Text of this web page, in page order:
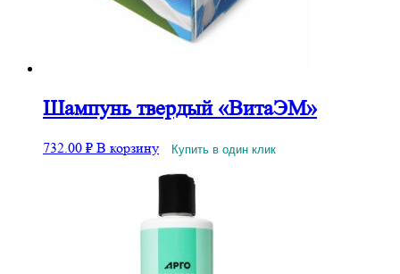
Шампунь твердый «ВитаЭМ»
732.00 ₽ В корзину Купить в один клик